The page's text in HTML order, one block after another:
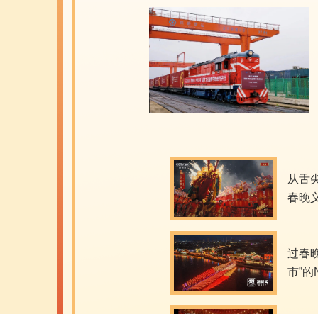
从舌
春晚
过春
市”